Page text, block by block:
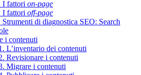
I fattori on-page
I fattori off-page
Strumenti di diagnostica SEO: Search
i contenuti
L’inventario dei contenuti
Revisionare i contenuti
Migrare i contenuti